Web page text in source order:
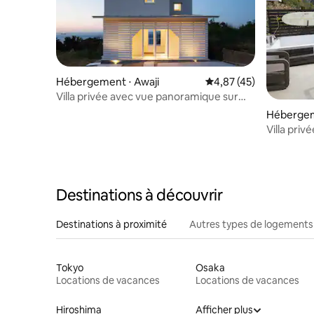
Hébergement ⋅ Awaji Évaluation moyenne
4,87 (45)
Villa privée avec vue panoramique sur
Villa
Destinations à découvrir
Destinations à proximité Autres types de logements
Tokyo
Locations de vacances
Osaka
Locations de vacances
Hiroshima Afficher plus